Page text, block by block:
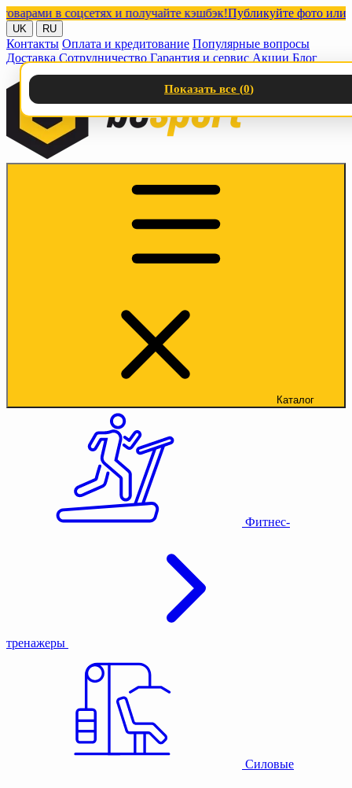
в соцсетях и получайте кэшбэк!Публикуйте фото или
UK RU
Контакты Оплата и кредитование Популярные вопросы
Доставка Сотрудничество Гарантия и сервис Акции Блог
Каталог
Фитнес-
тренажеры
Силовые
Показать все (0)